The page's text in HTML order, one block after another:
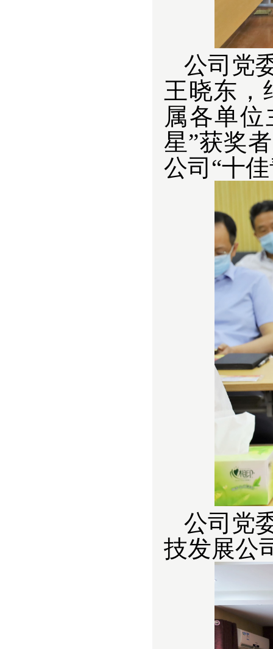
公司党
王晓东，
属各单
星”获奖
公司“十
公司党
技发展公